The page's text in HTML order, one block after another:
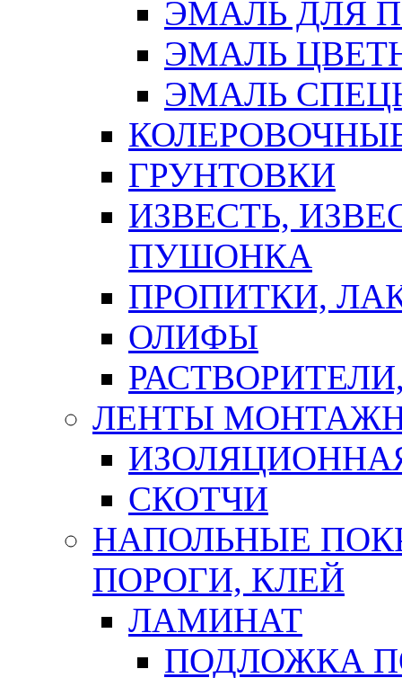
ЭМАЛЬ ДЛЯ
ЭМАЛЬ
ЭМАЛЬ
ГРУНТОВКИ
ИЗВЕСТЬ,
ПУШОНКА
ПРОПИТКИ,
ОЛИФЫ
ЛЕНТЫ
СКОТЧИ
НАПОЛЬНЫЕ
ПОРОГИ, КЛЕЙ
ЛАМИНАТ
ПОДЛОЖКА